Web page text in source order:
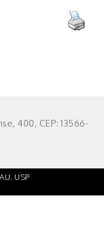
400, CEP: 13566-
USP